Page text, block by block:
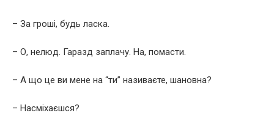
– За гроші, будь ласка.
– О, нелюд. Гаразд заплачу. На, помасти.
– А що це ви мене на “ти” називаєте, шановна?
– Насміхаєшся?